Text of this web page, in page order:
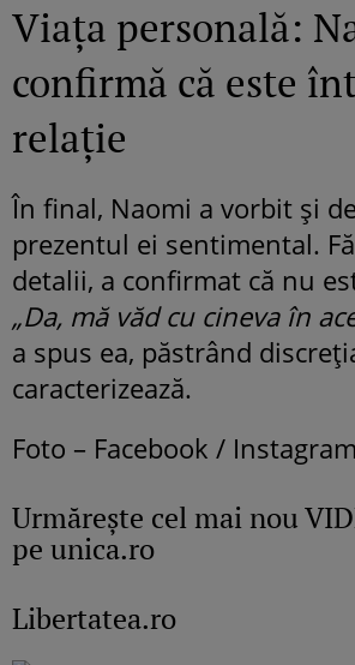
Viața personală:
confirmă că este
relație
În final, Naomi a vorbit și
prezentul ei sentimental.
detalii, a confirmat că nu
„Da, mă văd cu cineva în
a spus ea, păstrând
caracterizează.
Foto – Facebook / Instagram
Urmăreşte cel mai nou
pe unica.ro
Libertatea.ro